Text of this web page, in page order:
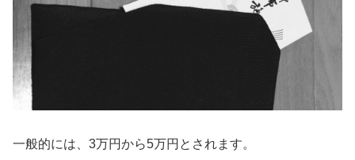
一般的には、3万円から5万円とされます。